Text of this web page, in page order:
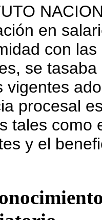
en
con
se
vigentes
procesal
tales como
y el